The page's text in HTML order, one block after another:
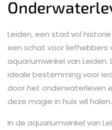
Leiden, een stad vol
een schat voor liefhebbers
aquariumwinkel van Leiden.
ideale bestemming voor
door het onderwaterleven
deze magie in huis wil halen.
In de aquariumwinkel van